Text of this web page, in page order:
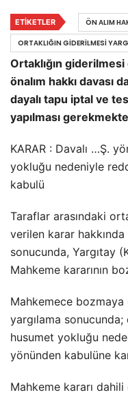
Ortaklığın giderilmesi
önalım hakkı davası
dayalı tapu iptal ve
yapılması
KARAR : Davalı …Ş.
yokluğu nedeniyle
kabulü
Taraflar arasındaki
verilen karar
sonucunda, Yargıtay
Mahkeme kararının
Mahkemece bozmaya
yargılama
husumet yokluğu
yönünden kabulüne
Mahkeme kararı
ETIKETLER
ÖN ALIM
ORTAKLIĞIN GIDERILMESI